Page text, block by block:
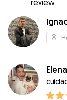
han
Elena